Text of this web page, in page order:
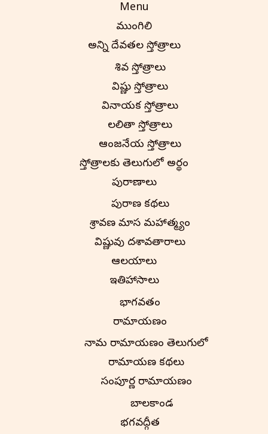
Menu
ముంగిలి
అన్ని దేవతల స్తోత్రాలు
శివ స్తోత్రాలు
విష్ణు స్తోత్రాలు
వినాయక స్తోత్రాలు
లలితా స్తోత్రాలు
ఆంజనేయ స్తోత్రాలు
స్తోత్రాలకు తెలుగులో అర్థం
పురాణాలు
పురాణ కథలు
శ్రావణ మాస మహాత్మ్యం
విష్ణువు దశావతారాలు
ఆలయాలు
ఇతిహాసాలు
భాగవతం
రామాయణం
నామ రామాయణం తెలుగులో
రామాయణ కథలు
సంపూర్ణ రామాయణం
బాలకాండ
భగవద్గీత